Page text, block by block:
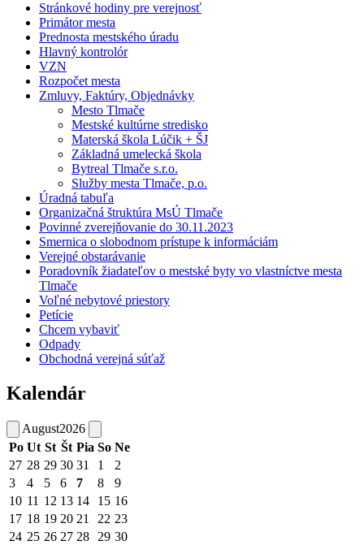
Stránkové hodiny pre verejnosť
Primátor mesta
Prednosta mestského úradu
Hlavný kontrolór
VZN
Rozpočet mesta
Zmluvy, Faktúry, Objednávky
Mesto Tlmače
Mestské kultúrne stredisko
Materská škola Lúčik + ŠJ
Základná umelecká škola
Bytreal Tlmače s.r.o.
Služby mesta Tlmače, p.o.
Úradná tabuľa
Organizačná štruktúra MsÚ Tlmače
Povinné zverejňovanie do 30.11.2023
Smernica o slobodnom prístupe k informáciám
Verejné obstarávanie
Poradovník žiadateľov o mestské byty vo vlastníctve mesta
Tlmače
Voľné nebytové priestory
Petície
Chcem vybaviť
Odpady
Obchodná verejná súťaž
Kalendár
August2026
Po Ut St Št Pia So Ne
27 28 29 30 31 1
2
3
4 5 6 7 8
9
10 11 12 13 14 15 16
17 18 19 20 21 22 23
24 25 26 27 28 29 30